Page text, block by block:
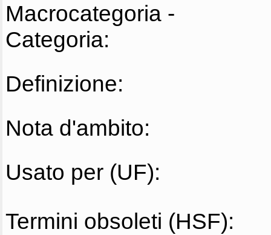
Macrocategoria -
Categoria:
Definizione:
Nota d'ambito:
Usato per (UF):
Termini obsoleti (HSF):